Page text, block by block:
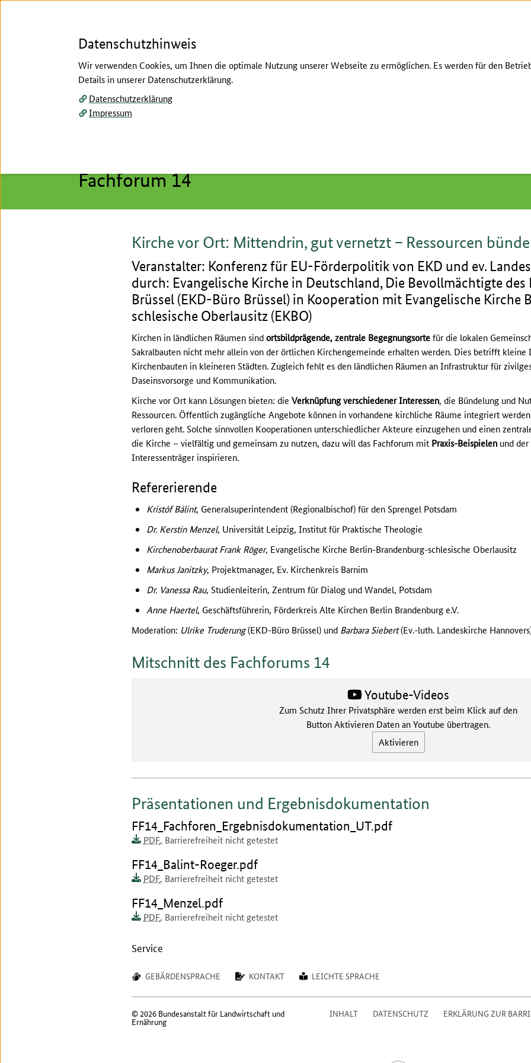
Menü
Fachforum 14
Kirche vor Ort: Mittendrin, gut vernetzt – Ressourcen
Veranstalter: Konferenz für EU-Förderpolitik von EKD und ev.
durch: Evangelische Kirche in Deutschland, Die Bevollmächtigte des
Brüssel (EKD-Büro Brüssel) in Kooperation mit Evangelische
schlesische Oberlausitz (EKBO)
Kirchen in ländlichen Räumen sindortsbildprägende, zentrale Begegnungsortefür die lokalen
Sakralbauten nicht mehr allein von der örtlichen Kirchengemeinde erhalten werden. Dies betrifft
Kirchenbauten in kleineren Städten. Zugleich fehlt es den ländlichen Räumen an Infrastruktur für
Daseinsvorsorge und Kommunikation.
Kirche vor Ort kann Lösungen bieten: die Verknüpfung verschiedener Interessen, die Bündelung und
Ressourcen. Öffentlich zugängliche Angebote können in vorhandene kirchliche Räume integriert
verloren geht. Solche sinnvollen Kooperationen unterschiedlicher Akteure einzugehen und einen
die Kirche – vielfältig und gemeinsam zu nutzen, dazu will das Fachforum mit Praxis-Beispielen und
Interessenträger inspirieren.
Refererierende
Kristóf Bálint, Generalsuperintendent (Regionalbischof) für den Sprengel Potsdam
Dr. Kerstin Menzel, Universität Leipzig, Institut für Praktische Theologie
Kirchenoberbaurat Frank Röger, Evangelische Kirche Berlin-Brandenburg-schlesische Oberlausitz
Markus Janitzky, Projektmanager, Ev. Kirchenkreis Barnim
Dr. Vanessa Rau, Studienleiterin, Zentrum für Dialog und Wandel, Potsdam
Anne Haertel, Geschäftsführerin, Förderkreis Alte Kirchen Berlin Brandenburg e.V.
Moderation: Ulrike Truderung(EKD-Büro Brüssel) und Barbara Siebert(Ev.-luth. Landeskirche
Mitschnitt des Fachforums 14
Youtube-Videos
Zum Schutz Ihrer Privatsphäre werden erst beim Klick auf den
Button Aktivieren Daten an Youtube übertragen.
Aktivieren
Präsentationen und Ergebnisdokumentation
Dokument zum runterladen:
FF14_Fachforen_Ergebnisdokumentation_UT.pdf
Dokumentenformat:
PDF
Barrierefreiheit:
Dieses Dokument ist auf
, Barrierefreiheit nicht getestet
Dokument zum runterladen:
FF14_Balint-Roeger.pdf
Dokumentenformat:
PDF
Barrierefreiheit:
Dieses Dokument ist auf
, Barrierefreiheit nicht getestet
Dokument zum runterladen:
FF14_Menzel.pdf
Dokumentenformat:
PDF
Barrierefreiheit:
Dieses Dokument ist auf
, Barrierefreiheit nicht getestet
Service
GEBÄRDENSPRACHE KONTAKT LEICHTE SPRACHE
INHALT DATENSCHUTZ ERKLÄRUNG ZUR
© 2026 Bundesanstalt für Landwirtschaft und
Ernährung
Datenschutzhinweis
Wir verwenden Cookies, um Ihnen die optimale Nutzung unserer Webseite zu ermöglichen. Es werden für den
Details in unserer Datenschutzerklärung.
Datenschutzerklärung
Impressum